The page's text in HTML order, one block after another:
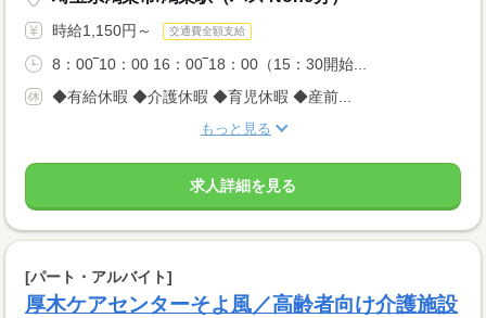
時給1,150円～ 交通費全額支給
8：00‾10：00 16：00‾18：00（15：30開始...
◆有給休暇 ◆介護休暇 ◆育児休暇 ◆産前...
もっと見る
求人詳細を見る
[パート・アルバイト]
厚木ケアセンターそよ風／高齢者向け介護施設